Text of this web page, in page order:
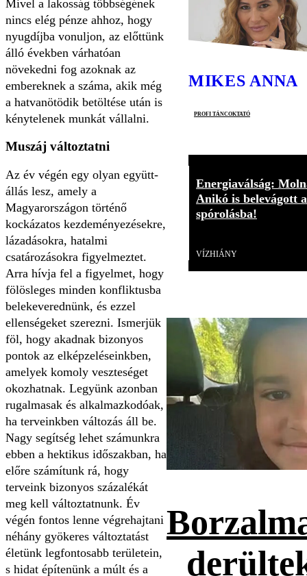
Mivel a lakosság többségének
nincs elég pénze ahhoz, hogy
nyugdíjba vonuljon, az előttünk
álló években várhatóan
növekedni fog azoknak az
embereknek a száma, akik még
a hatvanötödik betöltése után is
kénytelenek munkát vállalni.
Muszáj változtatni
Az év végén egy olyan együtt­
állás lesz, amely a
Magyarországon történő
kockázatos kezdeményezésekre,
lázadásokra, hatalmi
csatározásokra figyelmeztet.
Arra hívja fel a figyelmet, hogy
fölösleges minden konfliktusba
belekeverednünk, és ezzel
ellenségeket szerezni. Ismerjük
föl, hogy akadnak bizonyos
pontok az elképzeléseinkben,
amelyek komoly veszteséget
okozhatnak. Legyünk azonban
rugalmasak és alkalmazkodóak,
ha terveinkben változás áll be.
Nagy segítség lehet számunkra
ebben a hektikus időszakban, ha
előre számítunk rá, hogy
terveink bizonyos százalékát
meg kell változtatnunk. Év
végén fontos lenne végrehajtani
néhány gyökeres változtatást
életünk legfontosabb területein,
s hidat építenünk a múlt és a
MIKES ANNA
profi táncoktató
Energiaválság:
Anikó is belevágott a
spórolásba!
VÍZHIÁNY